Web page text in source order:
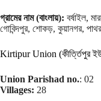
গ্রামের নাম (বাংলায়): বর্ষাইল,
গোবিন্দপুর, শোকড়, কুয়ানগর,
Kirtipur Union (কীর্ত্তিপুর
Union Parishad no.: 02
Villages: 28